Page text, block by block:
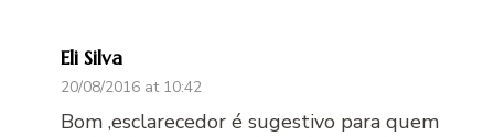
Eli Silva
20/08/2016 at 10:42
Bom ,esclarecedor é sugestivo para quem